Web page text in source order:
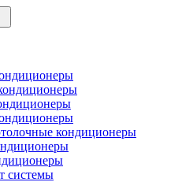
кондиционеры
системы